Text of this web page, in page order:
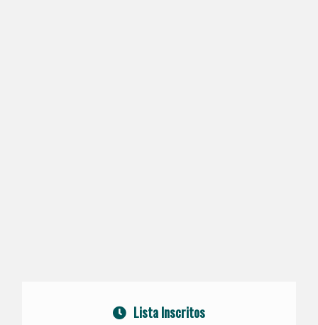
Lista Inscritos